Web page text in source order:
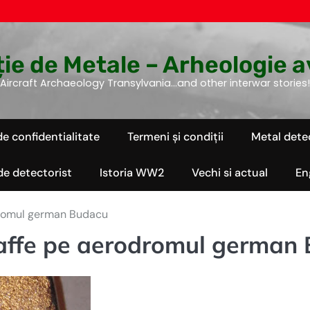
de Metale – Arheologie
Aircraft Archaeology Transylvania…and other interwar stories!
confidentialitate Termeni și condiții Metal
detectorist Istoria WW2 Vechi si actual
german Budacu
pe aerodromul german